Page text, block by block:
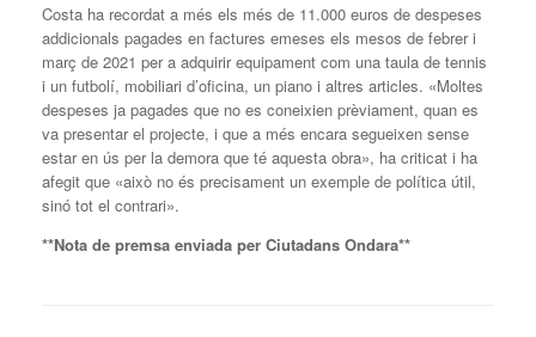
Costa ha recordat a més els més de 11.000 euros de despeses
addicionals pagades en factures emeses els mesos de febrer i
març de 2021 per a adquirir equipament com una taula de tennis
i un futbolí, mobiliari d’oficina, un piano i altres articles. «Moltes
despeses ja pagades que no es coneixien prèviament, quan es
va presentar el projecte, i que a més encara segueixen sense
estar en ús per la demora que té aquesta obra», ha criticat i ha
afegit que «això no és precisament un exemple de política útil,
sinó tot el contrari».
**Nota de premsa enviada per Ciutadans Ondara**